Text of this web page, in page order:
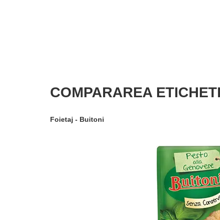
COMPARAREA
Foietaj - Buitoni